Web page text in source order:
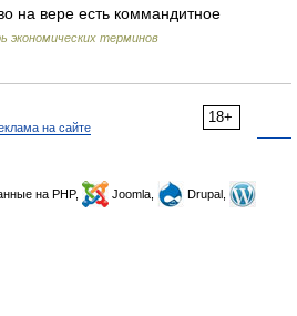
на вере есть коммандитное
экономических терминов
18+
на сайте
на PHP, Joomla,
Drupal,